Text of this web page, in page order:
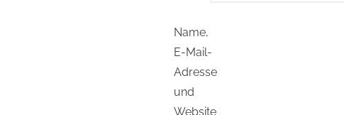
Name,
E-Mail-
Adresse
und
Website